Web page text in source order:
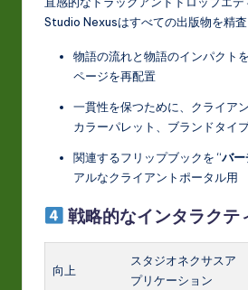
Studio Nexusはすべての出版物を精査
物語の流れと物語のインパクト
ページを再配置
一貫性を保つために、クライア
カラーパレット、ブランドタイ
関連するフリップブックを “バー
アルなクライアントポータル用
戦略的なインタラクテ
向上
スタジオネクサスア
プリケーション